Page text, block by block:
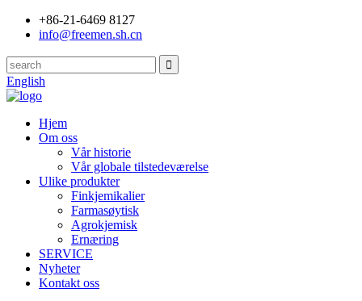
+86-21-6469 8127
info@freemen.sh.cn
English
Hjem
Om oss
Vår historie
Vår globale tilstedeværelse
Ulike produkter
Finkjemikalier
Farmasøytisk
Agrokjemisk
Ernæring
SERVICE
Nyheter
Kontakt oss